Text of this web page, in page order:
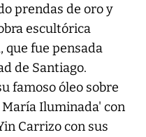
prendas de oro y
escultórica
fue pensada
de Santiago.
famoso óleo sobre
María Iluminada' con
Carrizo con sus